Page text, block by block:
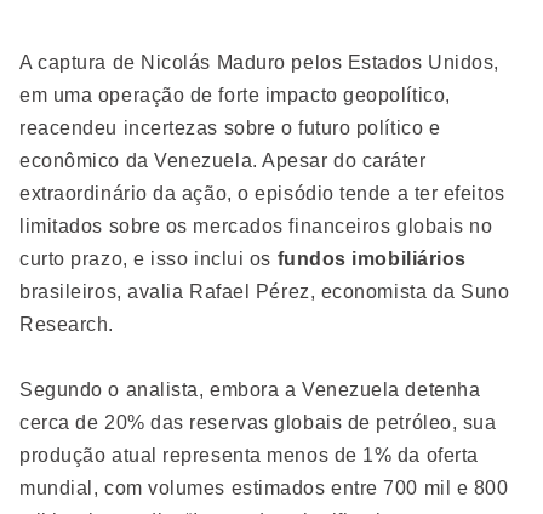
A captura de Nicolás Maduro pelos Estados Unidos,
em uma operação de forte impacto geopolítico,
reacendeu incertezas sobre o futuro político e
econômico da Venezuela. Apesar do caráter
extraordinário da ação, o episódio tende a ter efeitos
limitados sobre os mercados financeiros globais no
curto prazo, e isso inclui os fundos imobiliários
brasileiros, avalia Rafael Pérez, economista da Suno
Research.
Segundo o analista, embora a Venezuela detenha
cerca de 20% das reservas globais de petróleo, sua
produção atual representa menos de 1% da oferta
mundial, com volumes estimados entre 700 mil e 800